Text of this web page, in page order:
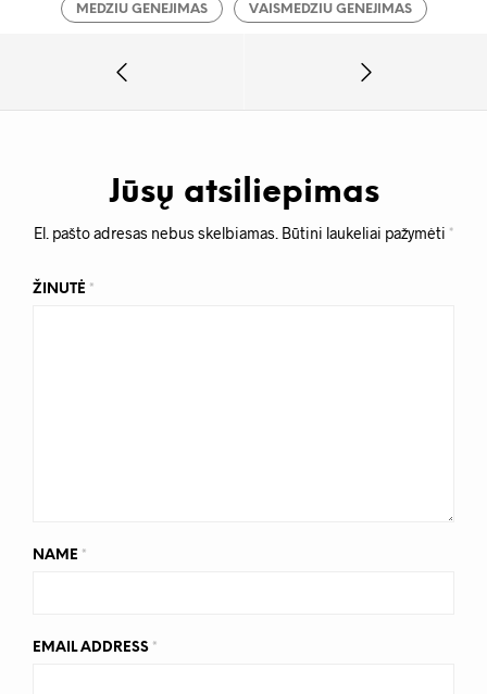
MEDZIU GENEJIMAS VAISMEDZIU GENEJIMAS
Jūsų atsiliepimas
El. pašto adresas nebus skelbiamas. Būtini laukeliai pažymėti *
ŽINUTĖ *
NAME *
EMAIL ADDRESS *